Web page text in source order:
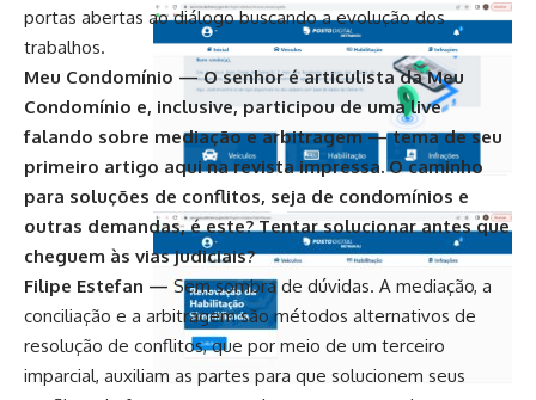
portas abertas ao diálogo buscando a evolução dos
trabalhos.
Meu Condomínio — O senhor é articulista da Meu
Condomínio e, inclusive, participou de uma live
falando sobre mediação e arbitragem — tema de seu
primeiro artigo aqui na revista impressa. O caminho
para soluções de conflitos, seja de condomínios e
outras demandas, é este? Tentar solucionar antes que
cheguem às vias judiciais?
Filipe Estefan — Sem sombra de dúvidas. A mediação, a
conciliação e a arbitragem são métodos alternativos de
resolução de conflitos, que por meio de um terceiro
imparcial, auxiliam as partes para que solucionem seus